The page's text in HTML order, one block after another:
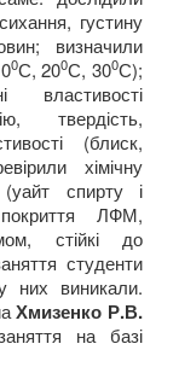
густину
визначили
0С, 200С, 300С);
властивості
твердість,
(блиск,
хімічну
(уайт спирту і
ЛФМ,
стійкі до
студенти
них виникали.
Хмизенко Р.В.
на базі